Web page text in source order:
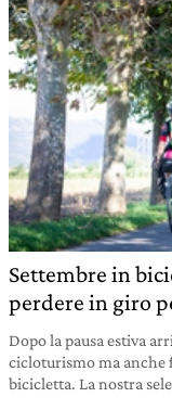
Settembre in
perdere in giro
Dopo la pausa estiva
cicloturismo ma anche
bicicletta. La nostra